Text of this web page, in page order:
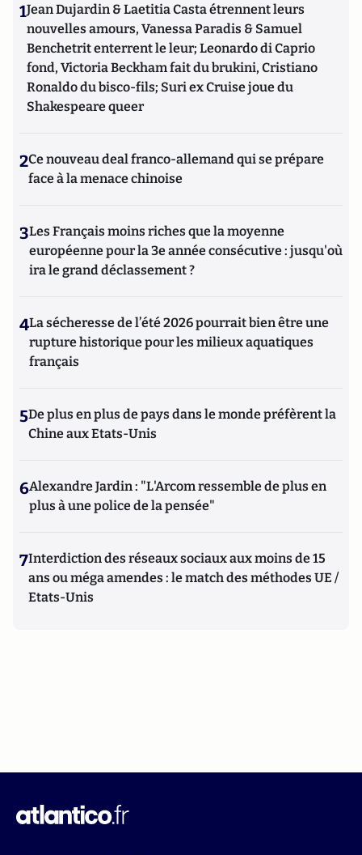
1Jean Dujardin & Laetitia Casta étrennent leurs
nouvelles amours, Vanessa Paradis & Samuel
Benchetrit enterrent le leur; Leonardo di Caprio
fond, Victoria Beckham fait du brukini, Cristiano
Ronaldo du bisco-fils; Suri ex Cruise joue du
Shakespeare queer
2Ce nouveau deal franco-allemand qui se prépare
face à la menace chinoise
3Les Français moins riches que la moyenne
européenne pour la 3e année consécutive : jusqu'où
ira le grand déclassement ?
4La sécheresse de l’été 2026 pourrait bien être une
rupture historique pour les milieux aquatiques
français
5De plus en plus de pays dans le monde préfèrent la
Chine aux Etats-Unis
6Alexandre Jardin : "L'Arcom ressemble de plus en
plus à une police de la pensée"
7Interdiction des réseaux sociaux aux moins de 15
ans ou méga amendes : le match des méthodes UE /
Etats-Unis